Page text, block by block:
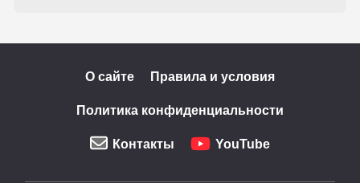
О сайте Правила и условия
Политика конфиденциальности
Контакты YouTube